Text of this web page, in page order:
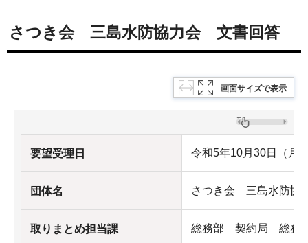
さつき会 三島水防協力会 文書回答
画面サイズで表示
要望受理日 令和5年10月30日（月
団体名 さつき会 三島水防協
取りまとめ担当課 総務部 契約局 総務